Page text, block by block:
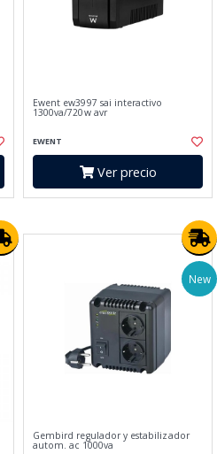
Ewent ew3997 sai interactivo
1300va/720w avr
EWENT
Ver precio
New
Gembird regulador y estabilizador
autom. ac 1000va